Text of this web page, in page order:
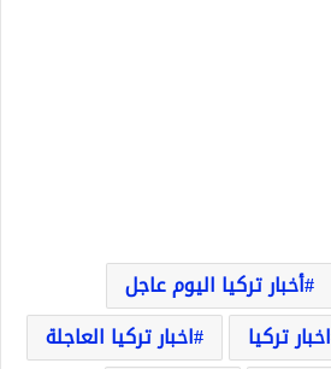
أخبار تركيا اليوم عاجل
اخبار تركيا
اخبار تركيا العاجلة